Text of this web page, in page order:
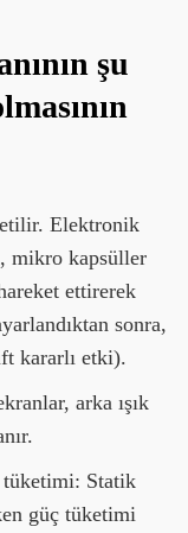
şu
Elektronik
mikro kapsüller
ettirerek
sonra,
kararlı etki).
arka ışık
tüketimi: Statik
güç tüketimi